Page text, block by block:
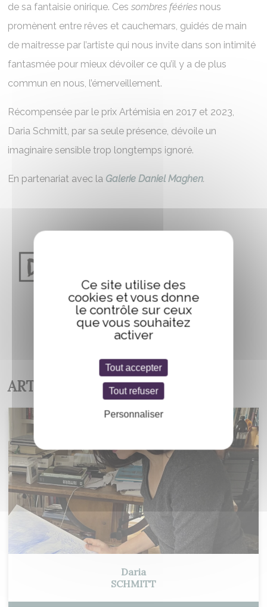
de sa fantaisie onirique. Cessombres fééries nous
promènent entre rêves et cauchemars, guidés de main
de maitresse par l’artiste qui nous invite dans son intimité
fantasmée pour mieux dévoiler ce qu’il y a de plus
commun en nous, l’émerveillement.
Récompensée par le prix Artémisia en 2017 et 2023,
Daria Schmitt, par sa seule présence, dévoile un
imaginaire sensible trop longtemps ignoré.
En partenariat avec la Galerie Daniel Maghen.
ARTISTES EXPOSÉS
Daria
SCHMITT
Ce site utilise des
cookies et vous donne
le contrôle sur ceux
que vous souhaitez
activer
Tout accepter
Tout refuser
Personnaliser